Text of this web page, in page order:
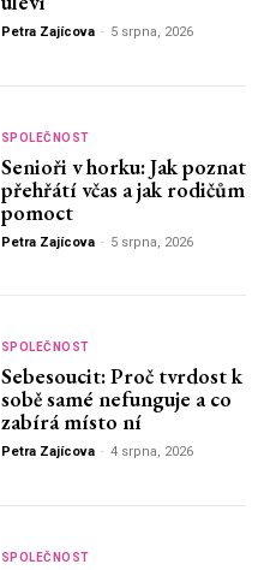
Petra Zajícova - 5 srpna, 2026
SPOLEČNOST
Senioři v horku: Jak poznat
přehřátí včas a jak rodičům
pomoct
Petra Zajícova - 5 srpna, 2026
SPOLEČNOST
Sebesoucit: Proč tvrdost k
sobě samé nefunguje a co
zabírá místo ní
Petra Zajícova - 4 srpna, 2026
SPOLEČNOST